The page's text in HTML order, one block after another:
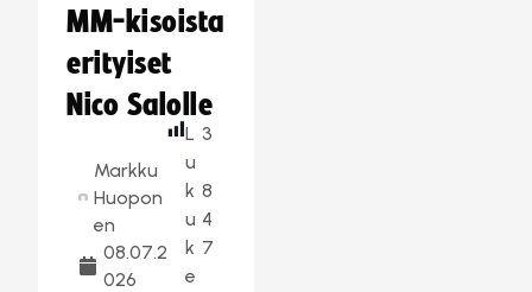
MM-kisoista
erityiset
Nico Salolle
Markku
Huopon
en
08.07.2
026
L
u
k
u
k
e
3
8
4
7